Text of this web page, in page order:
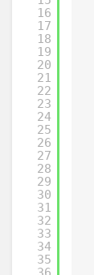
16
17
18
19
20
21
22
23
24
25
26
27
28
29
30
31
32
33
34
35